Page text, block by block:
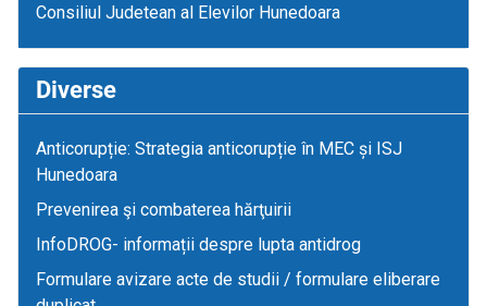
Consiliul Judetean al Elevilor Hunedoara
Diverse
Anticorupție: Strategia anticorupție în MEC și ISJ
Hunedoara
Prevenirea şi combaterea hărţuirii
InfoDROG- informații despre lupta antidrog
Formulare avizare acte de studii / formulare eliberare